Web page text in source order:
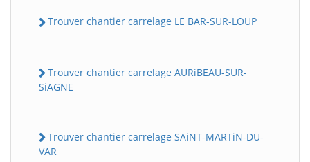
Trouver chantier carrelage LE BAR-SUR-LOUP
Trouver chantier carrelage AURiBEAU-SUR-
SiAGNE
Trouver chantier carrelage SAiNT-MARTiN-DU-
VAR